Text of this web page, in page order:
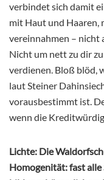
verbindet sich damit
mit Haut und Haaren,
vereinnahmen – nicht
Nicht um nett zu dir
verdienen. Bloß blöd,
laut Steiner
vorausbestimmt ist.
wenn die
Lichte: Die
Homogenität: fast alle